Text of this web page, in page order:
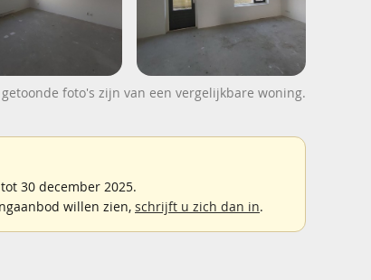
foto's zijn van een vergelijkbare woning.
30 december 2025.
willen zien, schrijft u zich dan in.